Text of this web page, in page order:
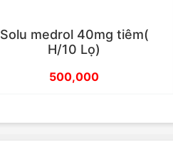
Solu medrol 40mg tiêm(
H/10 Lọ)
500,000